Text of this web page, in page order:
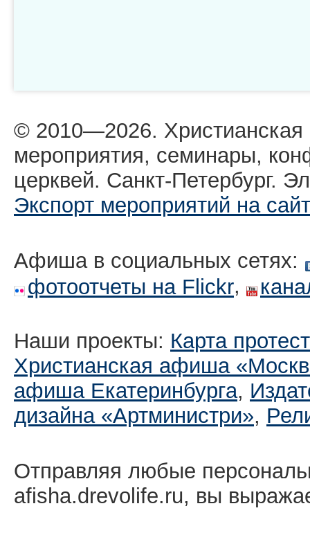
© 2010—2026.
мероприятия, семинары,
церквей. Санкт-Петербург.
Экспорт мероприятий на сайт
Афиша в социальных сетях:
фотоотчеты на Flickr,
Наши проекты: Карта
Христианская афиша
афиша Екатеринбургa,
дизайна «Артминистри»,
Отправляя любые
afisha.drevolife.ru, вы